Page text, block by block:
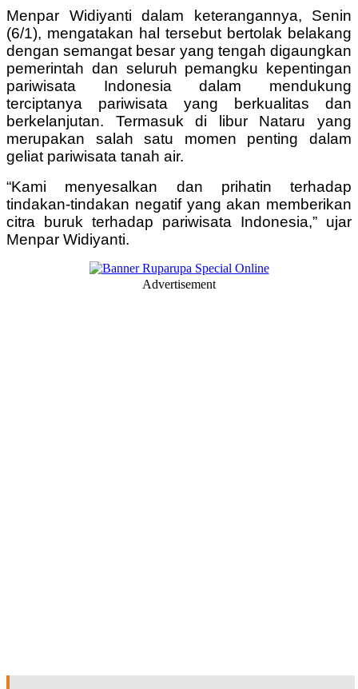
Menpar Widiyanti dalam keterangannya, Senin
(6/1), mengatakan hal tersebut bertolak belakang
dengan semangat besar yang tengah digaungkan
pemerintah dan seluruh pemangku kepentingan
pariwisata Indonesia dalam mendukung
terciptanya pariwisata yang berkualitas dan
berkelanjutan. Termasuk di libur Nataru yang
merupakan salah satu momen penting dalam
geliat pariwisata tanah air.
“Kami menyesalkan dan prihatin terhadap
tindakan-tindakan negatif yang akan memberikan
citra buruk terhadap pariwisata Indonesia,” ujar
Menpar Widiyanti.
Advertisement